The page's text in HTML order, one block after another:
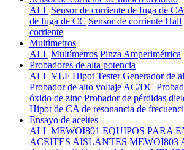
ALL Sensor de corriente de fuga de CA
de fuga de CC Sensor de corriente Hall
corriente
Multímetros
ALL Multímetros Pinza Amperimétrica
Probadores de alta potencia
ALL VLF Hipot Tester Generador de
Probador de alto voltaje AC/DC
óxido de zinc Probador de pérdidas
Hipot de CA de resonancia de
Ensayo de aceites
ALL MEWOI801 EQUIPOS PARA
ACEITES AISLANTES MEWOI803